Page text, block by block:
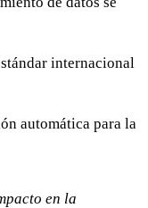
internacional
automática para la
en la